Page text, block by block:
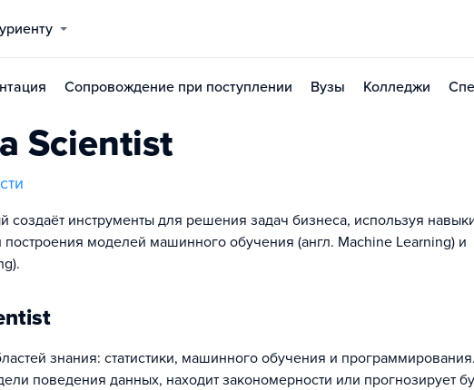
Сопровождение при поступлении Вузы Колледжи
Scientist
создаёт инструменты для решения задач бизнеса, используя
моделей машинного обучения (англ. Machine Learning) и
знания: статистики, машинного обучения и
поведения данных, находит закономерности или прогнозирует